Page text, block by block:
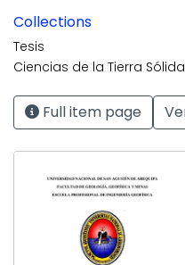
Collections
Tesis
Ciencias de la Tierra Sólida
Full item page